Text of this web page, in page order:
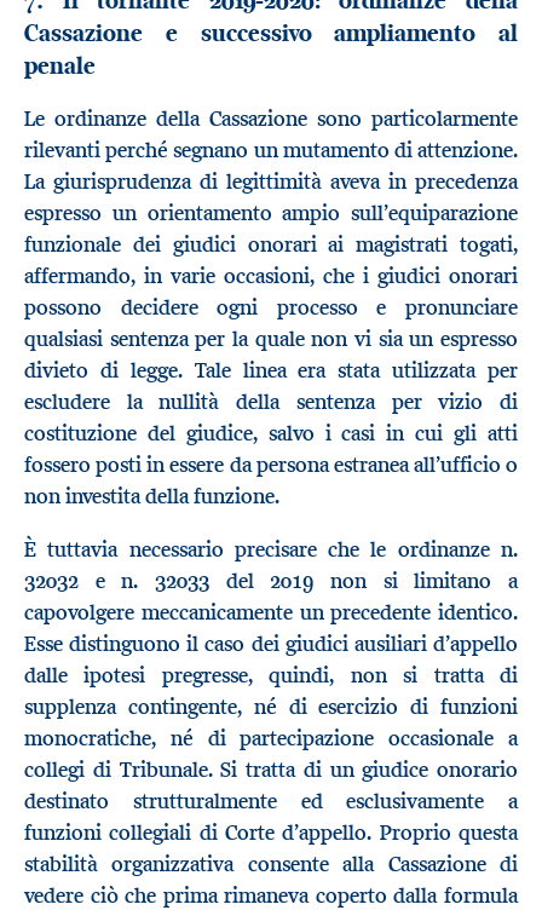
Cassazione e successivo ampliamento al
penale
Le ordinanze della Cassazione sono particolarmente
rilevanti perché segnano un mutamento di attenzione.
La giurisprudenza di legittimità aveva in precedenza
espresso un orientamento ampio sull’equiparazione
funzionale dei giudici onorari ai magistrati togati,
affermando, in varie occasioni, che i giudici onorari
possono decidere ogni processo e pronunciare
qualsiasi sentenza per la quale non vi sia un espresso
divieto di legge. Tale linea era stata utilizzata per
escludere la nullità della sentenza per vizio di
costituzione del giudice, salvo i casi in cui gli atti
fossero posti in essere da persona estranea all’ufficio o
non investita della funzione.
È tuttavia necessario precisare che le ordinanze n.
32032 e n. 32033 del 2019 non si limitano a
capovolgere meccanicamente un precedente identico.
Esse distinguono il caso dei giudici ausiliari d’appello
dalle ipotesi pregresse, quindi, non si tratta di
supplenza contingente, né di esercizio di funzioni
monocratiche, né di partecipazione occasionale a
collegi di Tribunale. Si tratta di un giudice onorario
destinato strutturalmente ed esclusivamente a
funzioni collegiali di Corte d’appello. Proprio questa
stabilità organizzativa consente alla Cassazione di
vedere ciò che prima rimaneva coperto dalla formula